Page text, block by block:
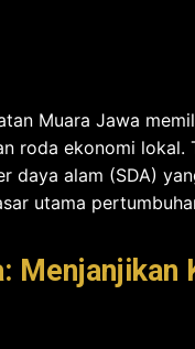
Muara Jawa
roda ekonomi lokal.
daya alam (SDA)
utama
Menjanjikan